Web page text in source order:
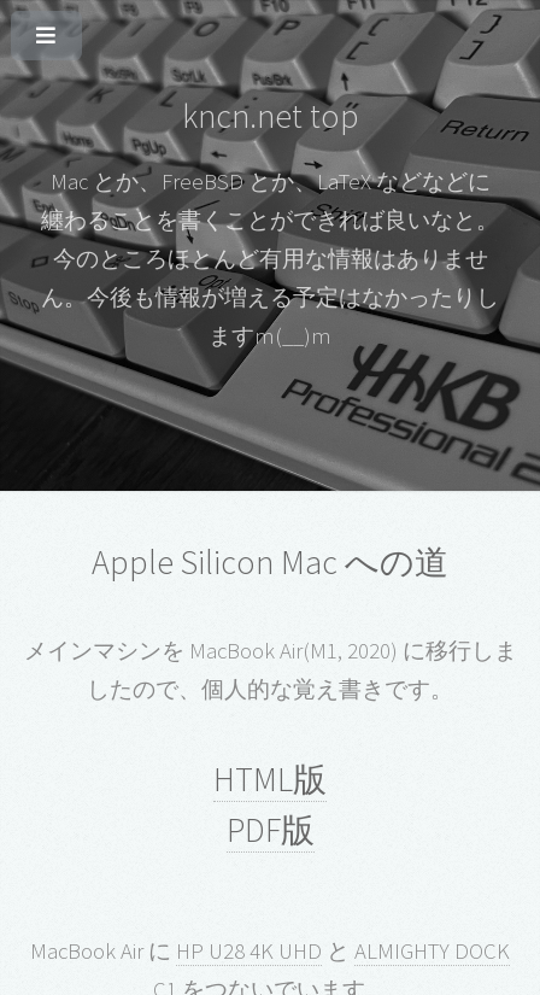
kncn.net top
Mac とか、FreeBSD とか、LaTeX などなどに
纏わることを書くことができれば良いなと。
今のところほとんど有用な情報はありませ
ん。今後も情報が増える予定はなかったりし
ますm(__)m
Apple Silicon Mac への道
メインマシンを MacBook Air(M1, 2020) に移行しま
したので、個人的な覚え書きです。
HTML版
PDF版
MacBook Air に HP U28 4K UHD と ALMIGHTY DOCK